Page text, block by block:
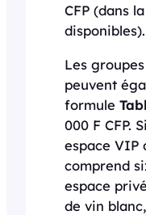
CFP (dans
disponibles).
Les
peuvent
formule
000 F CFP.
espace VIP
comprend
espace
de vin